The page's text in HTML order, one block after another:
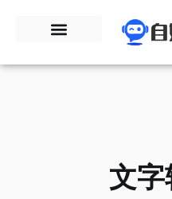
文